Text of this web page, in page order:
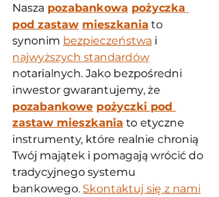
Nasza pozabankowa pożyczka
pod zastaw mieszkania to
synonim bezpieczeństwa i
najwyższych standardów
notarialnych. Jako bezpośredni
inwestor gwarantujemy, że
pozabankowe pożyczki pod
zastaw mieszkania to etyczne
instrumenty, które realnie chronią
Twój majątek i pomagają wrócić do
tradycyjnego systemu
bankowego. Skontaktuj się z nami